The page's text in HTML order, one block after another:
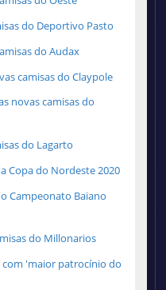
do Deportivo Pasto
do Audax
camisas do Claypole
novas camisas do
do Lagarto
Copa do Nordeste 2020
Campeonato Baiano
do Millonarios
com 'maior patrocínio do